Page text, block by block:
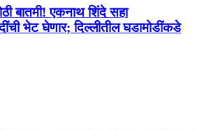
बातमी! एकनाथ शिंदे सहा
भेट घेणार; दिल्लीतील घडामोडींकडे